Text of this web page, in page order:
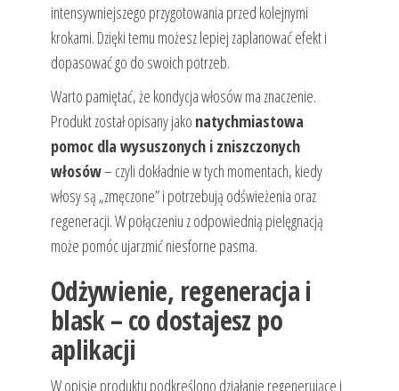
intensywniejszego przygotowania przed kolejnymi
krokami. Dzięki temu możesz lepiej zaplanować efekt i
dopasować go do swoich potrzeb.
Warto pamiętać, że kondycja włosów ma znaczenie.
Produkt został opisany jako natychmiastowa
pomoc dla wysuszonych i zniszczonych
włosów– czyli dokładnie w tych momentach, kiedy
włosy są „zmęczone” i potrzebują odświeżenia oraz
regeneracji. W połączeniu z odpowiednią pielęgnacją
może pomóc ujarzmić niesforne pasma.
Odżywienie, regeneracja i
blask – co dostajesz po
aplikacji
W opisie produktu podkreślono działanie regenerujące i